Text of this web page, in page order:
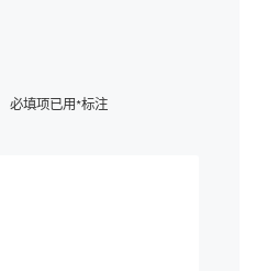
必填项已用*标注